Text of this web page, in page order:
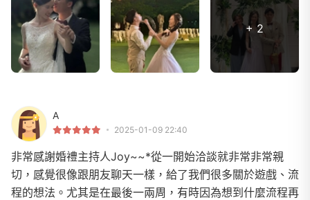
+ 2
A
2025-01-09 22:40
非常感謝婚禮主持人Joy~~*從一開始洽談就非常非常親
切，感覺很像跟朋友聊天一樣，給了我們很多關於遊戲、流
程的想法。尤其是在最後一兩周，有時因為想到什麼流程再